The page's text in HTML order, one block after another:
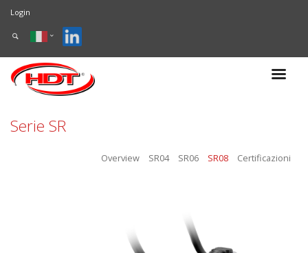
Login
Serie SR
Overview SR04 SR06 SR08 Certificazioni